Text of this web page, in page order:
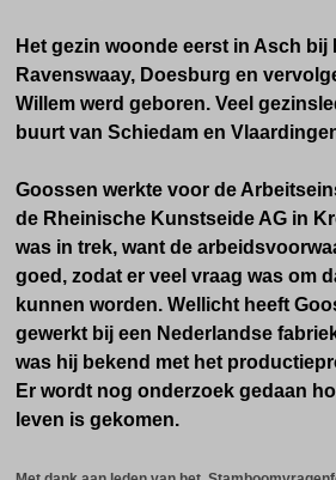
Het gezin woonde eerst in Asch bij
Ravenswaay, Doesburg en
Willem werd geboren. Veel
buurt van Schiedam en
Goossen werkte voor de
de Rheinische Kunstseide AG in
was in trek, want de
goed, zodat er veel vraag was om
kunnen worden. Wellicht heeft
gewerkt bij een Nederlandse
was hij bekend met het
Er wordt nog onderzoek gedaan
leven is gekomen.